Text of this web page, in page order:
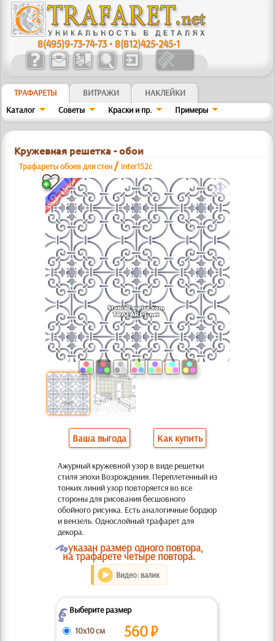
8(495)9-73-74-73 •8(812)425-245-1
ТРАФАРЕТЫ ВИТРАЖИ
НАКЛЕЙКИ
Каталог
Советы Краски и пр. Примеры
Кружевная решетка - обои
Трафареты обоев для стен / inter152c
a
Ваша выгода Как купить
Ажурный кружевной узор в виде решетки
стиля эпохи Возрождения. Переплетенный из
тонких линий узор повторяется во все
стороны для рисования бесшовного
обойного рисунка. Есть аналогичные бордюр
и вензель. Однослойный трафарет для
декора.
Oуказан размер одного повтора,
на трафарете четыре повтора.
Видео: валик
ZВыберите размер
10x10 см
560₽